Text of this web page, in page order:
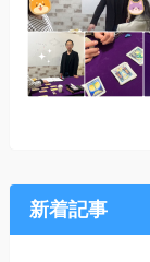
新着記事